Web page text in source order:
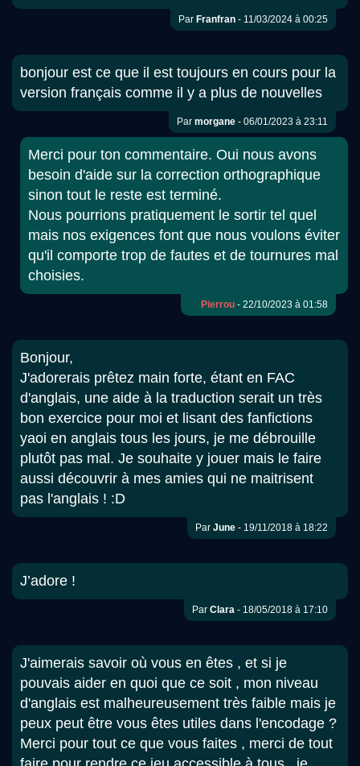
Par Franfran - 11/03/2024 à 00:25
bonjour est ce que il est toujours en cours pour la
version français comme il y a plus de nouvelles
Par morgane - 06/01/2023 à 23:11
Merci pour ton commentaire. Oui nous avons
besoin d'aide sur la correction orthographique
sinon tout le reste est terminé.
Nous pourrions pratiquement le sortir tel quel
mais nos exigences font que nous voulons éviter
qu'il comporte trop de fautes et de tournures mal
choisies.
Pierrou - 22/10/2023 à 01:58
Bonjour,
J'adorerais prêtez main forte, étant en FAC
d'anglais, une aide à la traduction serait un très
bon exercice pour moi et lisant des fanfictions
yaoi en anglais tous les jours, je me débrouille
plutôt pas mal. Je souhaite y jouer mais le faire
aussi découvrir à mes amies qui ne maitrisent
pas l'anglais ! :D
Par June - 19/11/2018 à 18:22
J’adore !
Par Clara - 18/05/2018 à 17:10
J'aimerais savoir où vous en êtes , et si je
pouvais aider en quoi que ce soit , mon niveau
d'anglais est malheureusement très faible mais je
peux peut être vous êtes utiles dans l'encodage ?
Merci pour tout ce que vous faites , merci de tout